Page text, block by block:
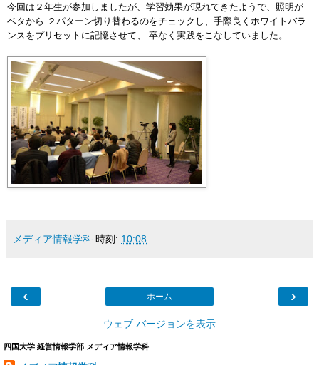
今回は２年生が参加しましたが、学習効果が現れてきたようで、照明が
ベタから ２パターン切り替わるのをチェックし、手際良くホワイトバラ
ンスをプリセットに記憶させて、 卒なく実践をこなしていました。
メディア情報学科 時刻: 10:08
‹ ›
ホーム
ウェブ バージョンを表示
四国大学 経営情報学部 メディア情報学科